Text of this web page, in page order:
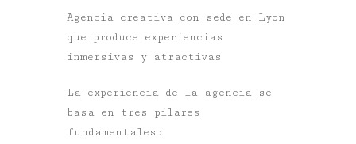
Agencia creativa con sede en Lyon
que produce experiencias
inmersivas y atractivas
La experiencia de la agencia se
basa en tres pilares
fundamentales: